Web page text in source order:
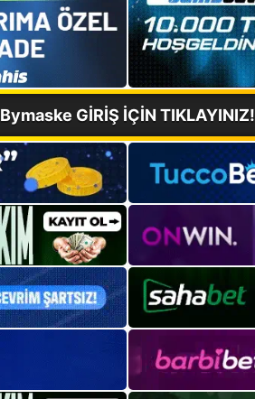
Bymaske GİRİŞ İÇİN TIKLAYINIZ!